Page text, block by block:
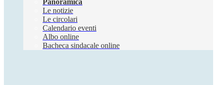
Panoramica
Le notizie
Le circolari
Calendario eventi
Albo online
Bacheca sindacale online